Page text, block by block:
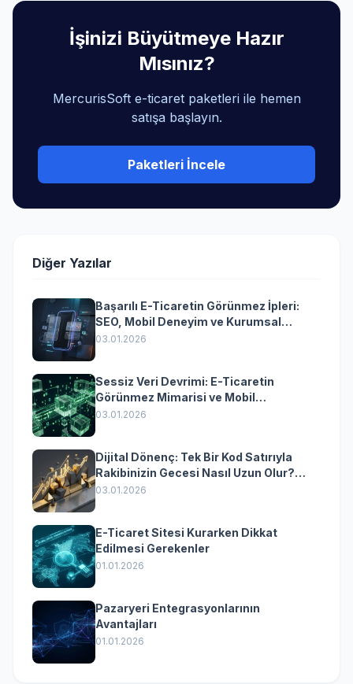
İşinizi Büyütmeye Hazır
Mısınız?
MercurisSoft e-ticaret paketleri ile hemen
satışa başlayın.
Paketleri İncele
Diğer Yazılar
Başarılı E-Ticaretin Görünmez İpleri:
SEO, Mobil Deneyim ve Kurumsal
Yazılımın Kazandıran Senkronizasyonu
03.01.2026
Sessiz Veri Devrimi: E-Ticaretin
Görünmez Mimarisi ve Mobil
Dönüşümün Kurumsal Anahtarı
03.01.2026
Dijital Dönenç: Tek Bir Kod Satırıyla
Rakibinizin Gecesi Nasıl Uzun Olur?
(Kurumsal Yazılımın Güçlü Rolü)
03.01.2026
E-Ticaret Sitesi Kurarken Dikkat
Edilmesi Gerekenler
01.01.2026
Pazaryeri Entegrasyonlarının
Avantajları
01.01.2026